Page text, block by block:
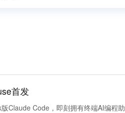
首发
Claude Code，即刻拥有终端AI编程助